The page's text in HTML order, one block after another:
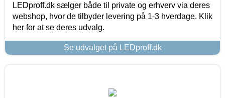
LEDproff.dk sælger både til private og erhverv via deres
webshop, hvor de tilbyder levering på 1-3 hverdage. Klik
her for at se deres udvalg.
Se udvalget på LEDproff.dk